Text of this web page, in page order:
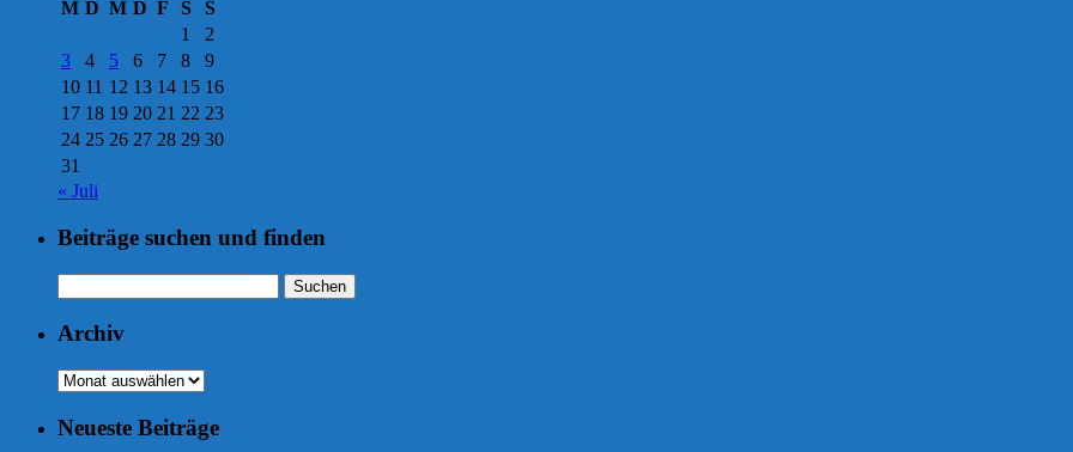
Ministerpräsident
Weil
im
Sommerloch
M D M D F S
S
1
2
3
4 5 6 7 8
9
10 11 12 13 14 15 16
17 18 19 20 21 22 23
24 25 26 27 28 29 30
31
« Juli
Beiträge suchen und finden
nach:
Archiv
Archiv
Neueste Beiträge